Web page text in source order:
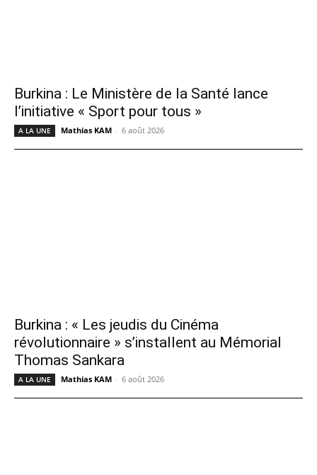
Burkina : Le Ministère de la Santé lance
l’initiative « Sport pour tous »
A LA UNE Mathias KAM - 6 août 2026
Burkina : « Les jeudis du Cinéma
révolutionnaire » s’installent au Mémorial
Thomas Sankara
A LA UNE Mathias KAM - 6 août 2026